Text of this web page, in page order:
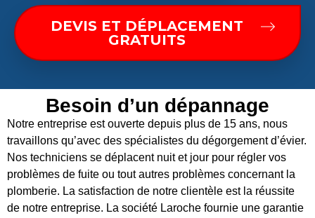
DEVIS ET DÉPLACEMENT
GRATUITS
Besoin d’un dépannage
Notre entreprise est ouverte depuis plus de 15 ans, nous
travaillons qu’avec des spécialistes du dégorgement d’évier.
Nos techniciens se déplacent nuit et jour pour régler vos
problèmes de fuite ou tout autres problèmes concernant la
plomberie. La satisfaction de notre clientèle est la réussite
de notre entreprise. La société Laroche fournie une garantie